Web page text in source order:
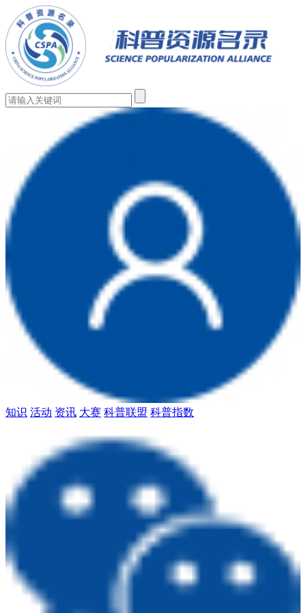
知识 活动 资讯 大赛 科普联盟 科普指数